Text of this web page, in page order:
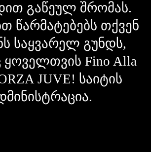
გაწეულ შრომას.
წარმატებებს თქვენ
საყვარელ გუნდს,
Fino Alla
JUVE! საიტის